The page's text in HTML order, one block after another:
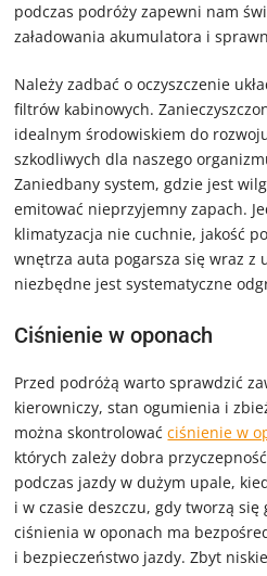
podczas podróży zapewni nam
załadowania akumulatora i
Należy zadbać o oczyszczenie
filtrów kabinowych.
idealnym środowiskiem do
szkodliwych dla naszego
Zaniedbany system, gdzie jest
emitować nieprzyjemny zapach.
klimatyzacja nie cuchnie, jakość
wnętrza auta pogarsza się wraz z
niezbędne jest systematyczne
Ciśnienie w oponach
Przed podróżą warto sprawdzić
kierowniczy, stan ogumienia i
można skontrolowaćciśnienie w
których zależy dobra
podczas jazdy w dużym upale,
i w czasie deszczu, gdy tworzą się
ciśnienia w oponach ma
i bezpieczeństwo jazdy. Zbyt